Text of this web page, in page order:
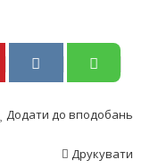
Додати до вподобань
Друкувати